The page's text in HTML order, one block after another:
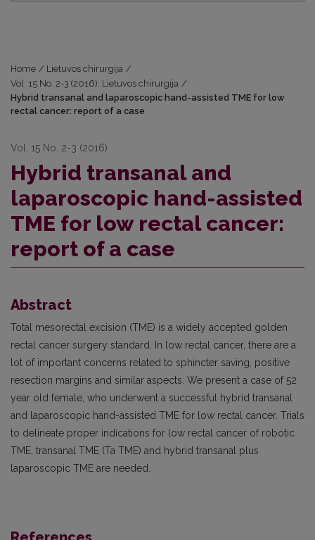
Home / Lietuvos chirurgija /
Vol. 15 No. 2-3 (2016): Lietuvos chirurgija /
Hybrid transanal and laparoscopic hand-assisted TME for low
rectal cancer: report of a case
Vol. 15 No. 2-3 (2016)
Hybrid transanal and
laparoscopic hand-assisted
TME for low rectal cancer:
report of a case
Abstract
Total mesorectal excision (TME) is a widely accepted golden
rectal cancer surgery standard. In low rectal cancer, there are a
lot of important concerns related to sphincter saving, positive
resection margins and similar aspects. We present a case of 52
year old female, who underwent a successful hybrid transanal
and laparoscopic hand-assisted TME for low rectal cancer. Trials
to delineate proper indications for low rectal cancer of robotic
TME, transanal TME (Ta TME) and hybrid transanal plus
laparoscopic TME are needed.